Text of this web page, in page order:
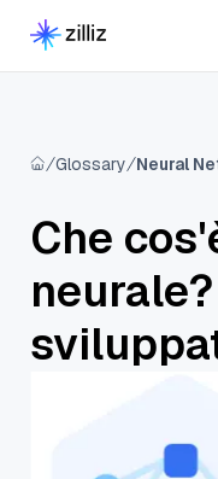
Glossary Neural
Che